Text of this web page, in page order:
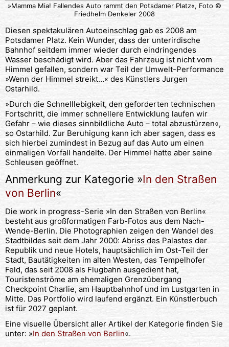
»Mamma Mia! Fallendes Auto rammt den Potsdamer Platz«, Foto ©
Friedhelm Denkeler 2008
Diesen spektakulären Autoeinschlag gab es 2008 am
Potsdamer Platz. Kein Wunder, dass der unterirdische
Bahnhof seitdem immer wieder durch eindringendes
Wasser beschädigt wird. Aber das Fahrzeug ist nicht vom
Himmel gefallen, sondern war Teil der Umwelt-Performance
»Wenn der Himmel streikt…« des Künstlers Jurgen
Ostarhild.
»Durch die Schnelllebigkeit, den geforderten technischen
Fortschritt, die immer schnellere Entwicklung laufen wir
Gefahr – wie dieses sinnbildliche Auto – total abzustürzen«,
so Ostarhild. Zur Beruhigung kann ich aber sagen, dass es
sich hierbei zumindest in Bezug auf das Auto um einen
einmaligen Vorfall handelte. Der Himmel hatte aber seine
Schleusen geöffnet.
Anmerkung zur Kategorie »In den Straßen
von Berlin«
Die work in progress-Serie »In den Straßen von Berlin«
besteht aus großformatigen Farb-Fotos aus dem Nach-
Wende-Berlin. Die Photographien zeigen den Wandel des
Stadtbildes seit dem Jahr 2000: Abriss des Palastes der
Republik und neue Hotels, hauptsächlich im Ost-Teil der
Stadt, Bautätigkeiten im alten Westen, das Tempelhofer
Feld, das seit 2008 als Flugbahn ausgedient hat,
Touristenströme am ehemaligen Grenzübergang
Checkpoint Charlie, am Hauptbahnhof und im Lustgarten in
Mitte. Das Portfolio wird laufend ergänzt. Ein Künstlerbuch
ist für 2027 geplant.
Eine visuelle Übersicht aller Artikel der Kategorie finden Sie
unter: »In den Straßen von Berlin«.